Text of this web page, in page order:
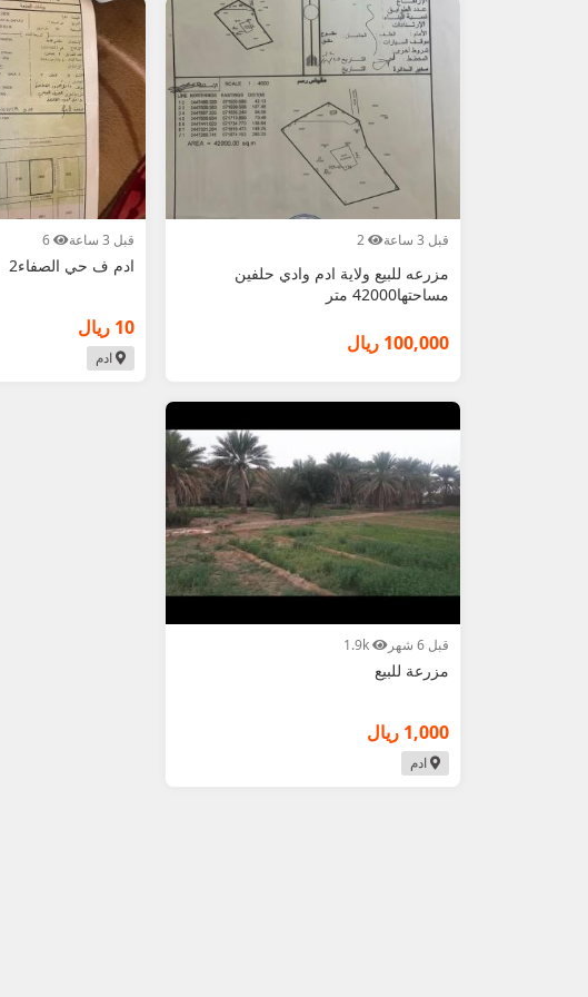
قبل 3 ساعة
مزرعه للبيع ولاية ادم وادي حلفين
مساحتها42000 متر
100,000 ريال
قبل 3 ساعة
ادم ف حي الصفاء2
10 ريال
ادم
قبل 6 شهر
مزرعة للبيع
1,000 ريال
ادم